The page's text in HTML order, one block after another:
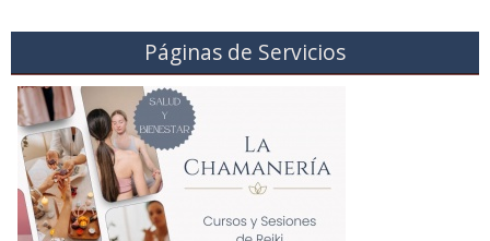
Páginas de Servicios